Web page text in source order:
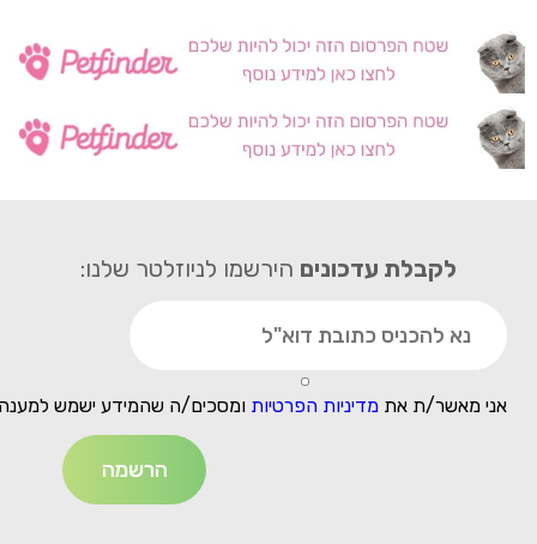
לקבלת עדכונים הירשמו לניוזלטר שלנו:
אני מאשר/ת את מדיניות הפרטיות ומסכים/ה שהמידע ישמש